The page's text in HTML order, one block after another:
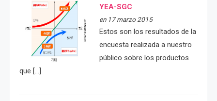
YEA-SGC
en 17 marzo 2015
Estos son los resultados de la
encuesta realizada a nuestro
público sobre los productos
que […]